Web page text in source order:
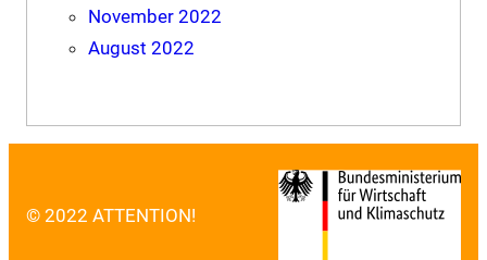
November 2022
August 2022
© 2022 ATTENTION!